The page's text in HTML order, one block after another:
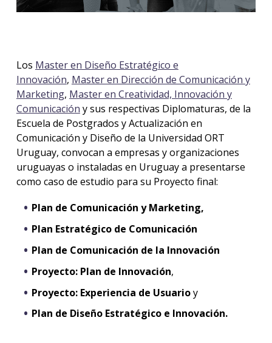
Los Master en Diseño Estratégico e
Innovación, Master en Dirección de Comunicación y
Marketing, Master en Creatividad, Innovación y
Comunicación y sus respectivas Diplomaturas, de la
Escuela de Postgrados y Actualización en
Comunicación y Diseño de la Universidad ORT
Uruguay, convocan a empresas y organizaciones
uruguayas o instaladas en Uruguay a presentarse
como caso de estudio para su Proyecto final:
Plan de Comunicación y Marketing,
Plan Estratégico de Comunicación
Plan de Comunicación de la Innovación
Proyecto: Plan de Innovación,
Proyecto: Experiencia de Usuarioy
Plan de Diseño Estratégico e Innovación.